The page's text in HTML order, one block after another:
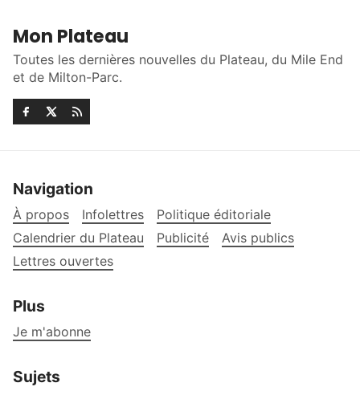
Mon Plateau
Toutes les dernières nouvelles du Plateau, du Mile End
et de Milton-Parc.
Navigation
À propos Infolettres
Politique éditoriale
Calendrier du Plateau
Publicité
Avis publics
Lettres ouvertes
Plus
Je m'abonne
Sujets